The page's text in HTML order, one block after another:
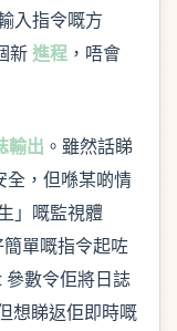
入指令嘅方
新進程 ，唔會
輸出 。雖然話睇
全，但喺某啲情
」嘅監視體
單嘅指令起咗
數令佢將日誌
想睇返佢即時嘅